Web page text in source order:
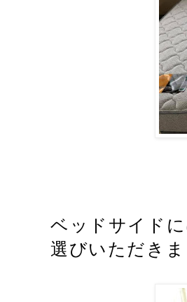
ベッドサイド
選びいただき